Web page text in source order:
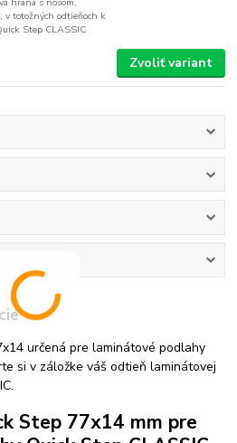
v totožných odtieňoch k
Step CLASSIC
Zvoliť variant
určená pre laminátové podlahy
si v záložke váš odtieň laminátovej
Step 77x14 mm pre